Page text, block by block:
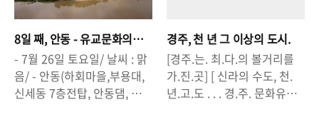
는 길은. 상쾌했어. 강원도의
산들을 넘으며. 맑은공기를
마셨지. 겹겹이 둘러쌓인 산
들이.강을에워싸고 있었어.
그리고. 도로가엔. 해발고도
가표시되어있었어. 고원의.도
씨들이 동굴로 피난와서 살았
다고, 고씨동굴이래. 그, 후에
도 쭉- 피난처가 되었다지. 엄
청길고. 추웠어. 그리고. 세월
의 힘으로.만들어진. 작품들
8일 째, 안동 - 유교문화의
중심.
- 7월 26일 토요일/ 날씨 : 맑
음/ - 안동(하회마을,부용대,
신세동 7층전탑, 안동댐, 도산
경주, 천 년 그 이상의 도시.
[경주.는. 최.다.의 볼거리를
가.진.곳] [ 신라의 수도, 천.
년.고.도 . . . 경.주. 문화유산